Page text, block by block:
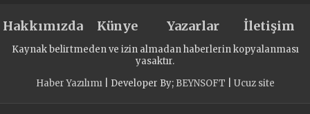
SVO
katılımcılarını
desteklemek için
Birleşik Rusya
Hakkımızda Künye Yazarlar İletişim
Kaynak belirtmeden ve izin almadan haberlerin kopyalanması
yasaktır.
Haber Yazılımı| Developer By; BEYNSOFT Ucuz site